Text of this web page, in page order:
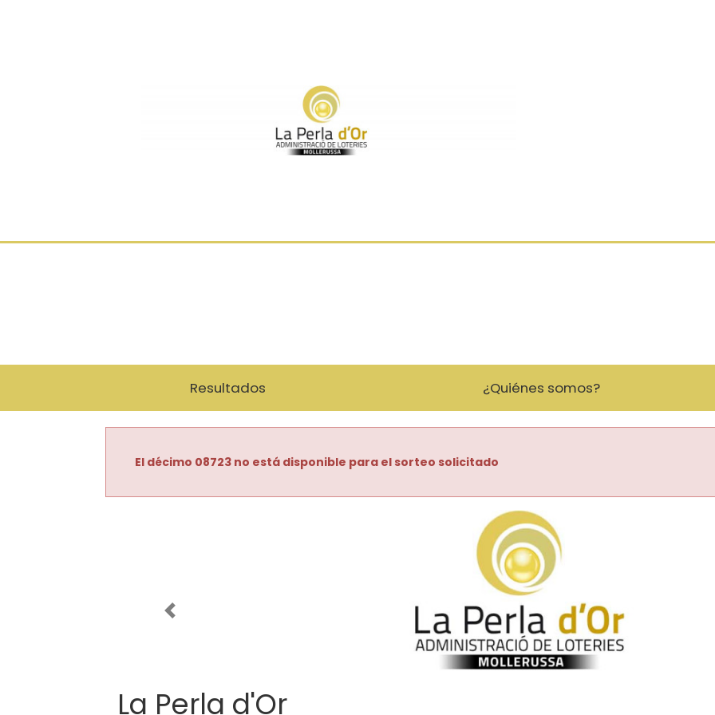
Resultados ¿Quiénes somos?
El décimo 08723 no está disponible para el sorteo solicitado
Imagen anterior
La Perla d'Or